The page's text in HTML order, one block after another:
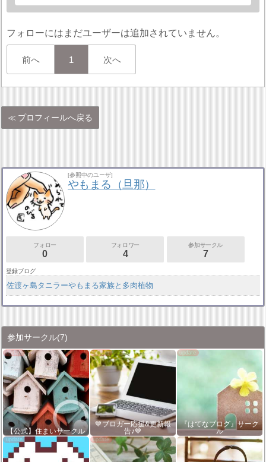
フォローにはまだユーザーは追加されていません。
前へ 1 次へ
プロフィールへ戻る
[参照中のユーザ]
やもまる（旦那）
フォロー
0
フォロワー
4
参加サークル
7
登録ブログ
佐渡ヶ島タニラーやもまる家族と多肉植物
参加サークル(7)
【公式】住まいサークル
💙ブロガー応援&更新報
告♪💙
『はてなブログ』サーク
ル